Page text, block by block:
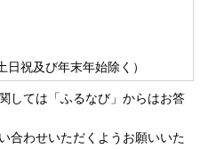
祝及び年末年始除く）
しては「ふるなび」からはお答
合わせいただくようお願いいた